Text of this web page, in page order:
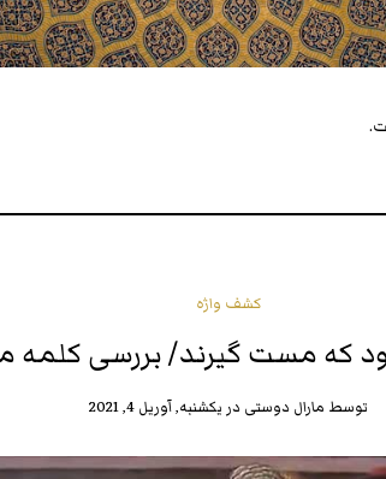
کشف واژه
که مست گیرند/ بررسی
توسط مارال دوستی در یکشنبه, آوریل 4, 2021